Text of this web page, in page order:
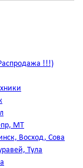
!!!)
МТ
Восход, Сова
Тула